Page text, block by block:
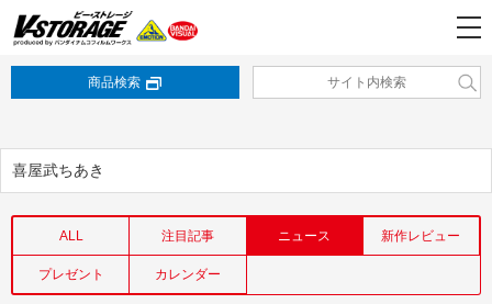
商品検索
喜屋武ちあき
ALL 注目記事 ニュース 新作レビュー
プレゼント カレンダー